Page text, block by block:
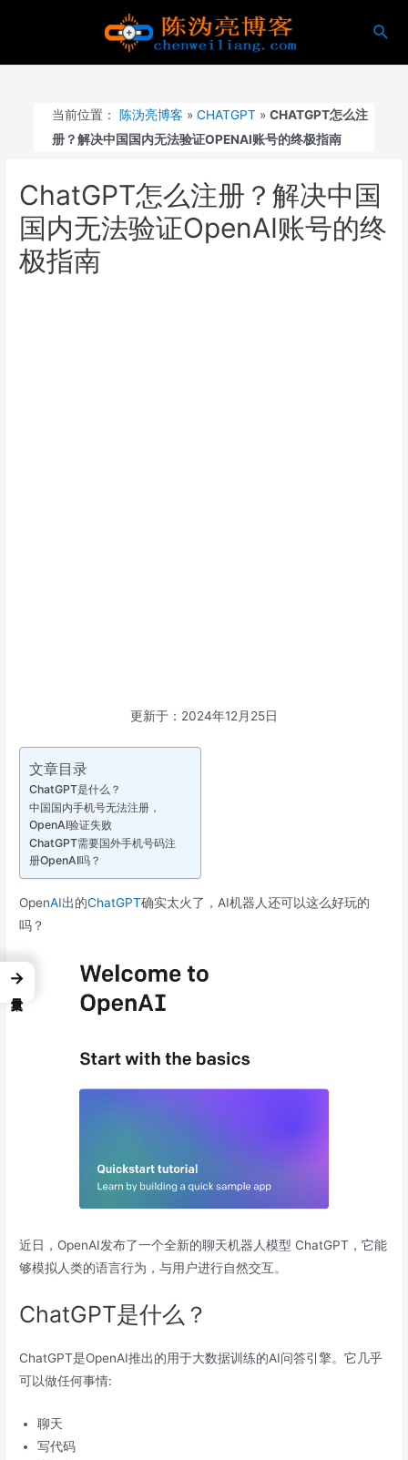
搜
当前位置： 陈沩亮博客 »CHATGPT »CHATGPT怎么注
册？解决中国国内无法验证OPENAI账号的终极指南
ChatGPT怎么注册？解决中国
国内无法验证OpenAI账号的终
极指南
更新于：2024年12月25日
文章目录
ChatGPT是什么？
中国国内手机号无法注册，
OpenAI验证失败
ChatGPT需要国外手机号码注
册OpenAI吗？
OpenAI出的ChatGPT确实太火了，AI机器人还可以这么好玩的
吗？
近日，OpenAI发布了一个全新的聊天机器人模型 ChatGPT，它能
够模拟人类的语言行为，与用户进行自然交互。
ChatGPT是什么？
ChatGPT是OpenAI推出的用于大数据训练的AI问答引擎。它几乎
可以做任何事情:
聊天
写代码
→